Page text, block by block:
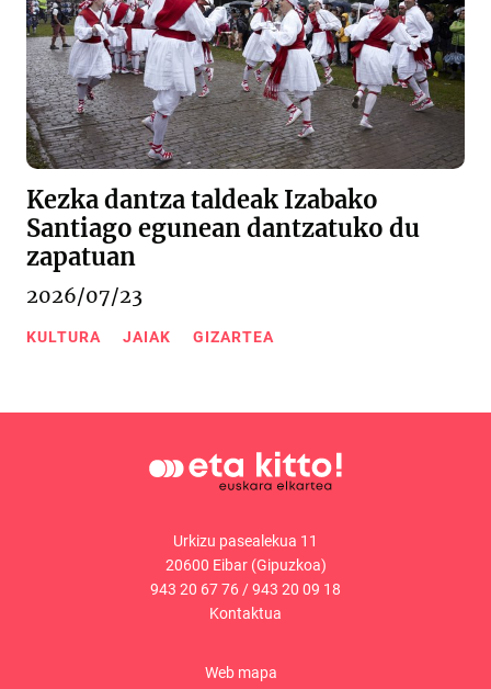
Kezka dantza taldeak Izabako
Santiago egunean dantzatuko du
zapatuan
2026/07/23
KULTURA JAIAK GIZARTEA
Urkizu pasealekua 11
20600 Eibar (Gipuzkoa)
943 20 67 76/943 20 09 18
Kontaktua
Web mapa